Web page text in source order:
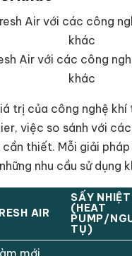
Air với các công
khác
trị của công nghệ khí
việc so sánh với
cần thiết. Mỗi giải
nhu cầu sử dụng
AIR
SẤY NHIỆT
(HEAT
PUMP/
TỤ)